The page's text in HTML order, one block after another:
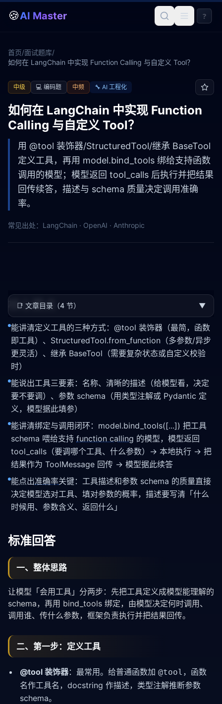
🍪AI Master ?
首页/面试题库/
如何在 LangChain 中实现 Function Calling 与自定义 Tool？
中级 💻 编码题 中频 🔧 AI 工程化
如何在 LangChain 中实现 Function
Calling 与自定义 Tool？
用 @tool 装饰器/StructuredTool/继承 BaseTool
定义工具，再用 model.bind_tools 绑给支持函数
调用的模型；模型返回 tool_calls 后执行并把结果
回传续答，描述与 schema 质量决定调用准确
率。
常见出处： LangChain · OpenAI · Anthropic
📑 文章目录（4 节） ▼
核心要点
能讲清定义工具的三种方式：@tool 装饰器（最简，函数
即工具）、StructuredTool.from_function（多参数/异步
更灵活）、继承 BaseTool（需要复杂状态或自定义校验
时）
能说出工具三要素：名称、清晰的描述（给模型看，决定
要不要调）、参数 schema（用类型注解或 Pydantic 定
义，模型据此填参）
能讲清绑定与调用闭环：model.bind_tools([...]) 把工具
schema 喂给支持 function calling 的模型，模型返回
tool_calls（要调哪个工具、什么参数）→ 本地执行 → 把
结果作为 ToolMessage 回传 → 模型据此续答
能点出准确率关键：工具描述和参数 schema 的质量直接
决定模型选对工具、填对参数的概率，描述要写清「什么
时候用、参数含义、返回什么」
标准回答
一、整体思路
让模型「会用工具」分两步：先把工具定义成模型能理解的
schema，再用 bind_tools 绑定，由模型决定何时调用、
调用谁、传什么参数，框架负责执行并把结果回传。
二、第一步：定义工具
@tool 装饰器：最常用。给普通函数加 @tool ，函数
名作工具名，docstring 作描述，类型注解推断参数
schema。